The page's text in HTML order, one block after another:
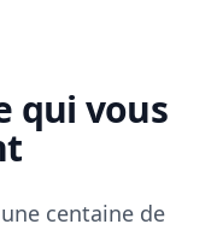
qui vous
centaine de